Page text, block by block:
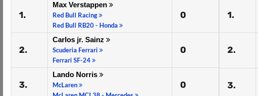
1.
Max Verstappen
Red Bull Racing
Red Bull RB20 - Honda
0
2.
Carlos jr. Sainz
Scuderia Ferrari
Ferrari SF-24
0
3.
Lando Norris
McLaren
0
1.
2.
3.